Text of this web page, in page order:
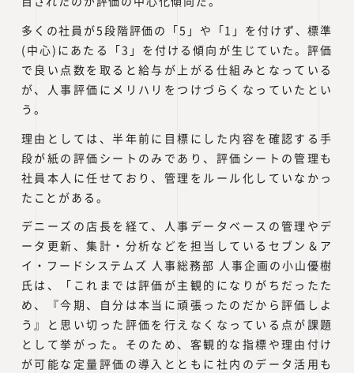
多くの社員が5段階評価の「5」や「1」を付けず、標準
(中心)にあたる「3」を付ける傾向が生じていた。評価
で良い点数を取ると給与が上がる仕組みとなっている
が、人事評価にメリハリをつけづらくなっていたとい
う。
理由としては、半年前に目標にした内容を確認する手
段が紙の評価シートのみであり、評価シートの管理も
社員本人に任せており、管理をルール化していなかっ
たことがある。
デニーズの店長を経て、人事データベースの管理やデ
ータ更新、集計・分析などを担当しているセブン＆ア
イ・フードシステムズ 人事総務部 人事企画の小山優樹
氏は、「これまでは評価が主観的になりがちだったた
め、『今期、自分は本当に頑張ったのだから評価しよ
う』と思い切った評価を行えなくなっている点が課題
として挙がった。そのため、客観的な指標や理由付け
が可能な定量評価の導入とともに社内のデータ活用も